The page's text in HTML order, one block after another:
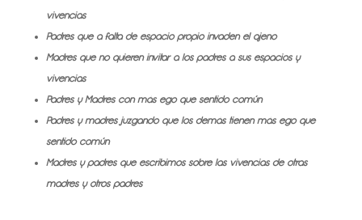
vivencias
Padres que a falta de espacio propio invaden el ajeno
Madres que no quieren invitar a los padres a sus espacios y
vivencias
Padres y Madres con más ego que sentido común
Padres y madres juzgando que los demás tienen más ego que
sentido común
Madres y padres que escribimos sobre las vivencias de otras
madres y otros padres